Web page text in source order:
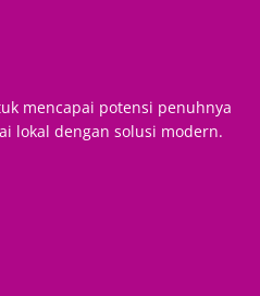
mencapai potensi penuhnya
lokal dengan solusi modern.